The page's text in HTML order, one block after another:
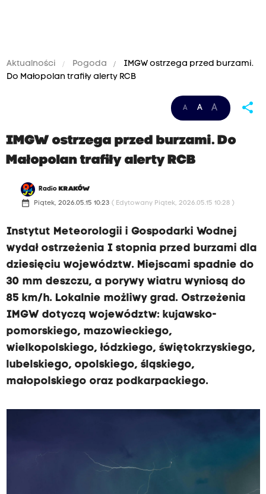
Aktualności Pogoda
IMGW ostrzega przed burzami.
Do Małopolan trafiły alerty RCB
A A A share
IMGW ostrzega przed burzami. Do
Małopolan trafiły alerty RCB
Radio KRAKÓW
date_range Piątek, 2026.05.15 10:23 ( Edytowany Piątek, 2026.05.15 10:28 )
Instytut Meteorologii i Gospodarki Wodnej
wydał ostrzeżenia I stopnia przed burzami dla
dziesięciu województw. Miejscami spadnie do
30 mm deszczu, a porywy wiatru wyniosą do
85 km/h. Lokalnie możliwy grad. Ostrzeżenia
IMGW dotyczą województw: kujawsko-
pomorskiego, mazowieckiego,
wielkopolskiego, łódzkiego, świętokrzyskiego,
lubelskiego, opolskiego, śląskiego,
małopolskiego oraz podkarpackiego.